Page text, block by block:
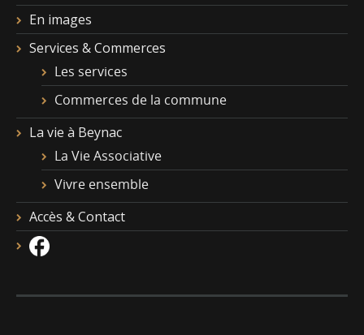
En images
Services & Commerces
Les services
Commerces de la commune
La vie à Beynac
La Vie Associative
Vivre ensemble
Accès & Contact